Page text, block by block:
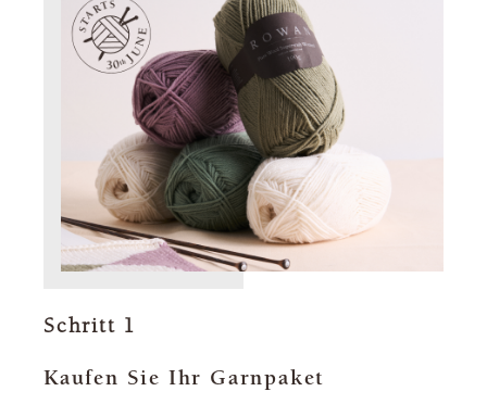
Schritt 1
Kaufen Sie Ihr Garnpaket